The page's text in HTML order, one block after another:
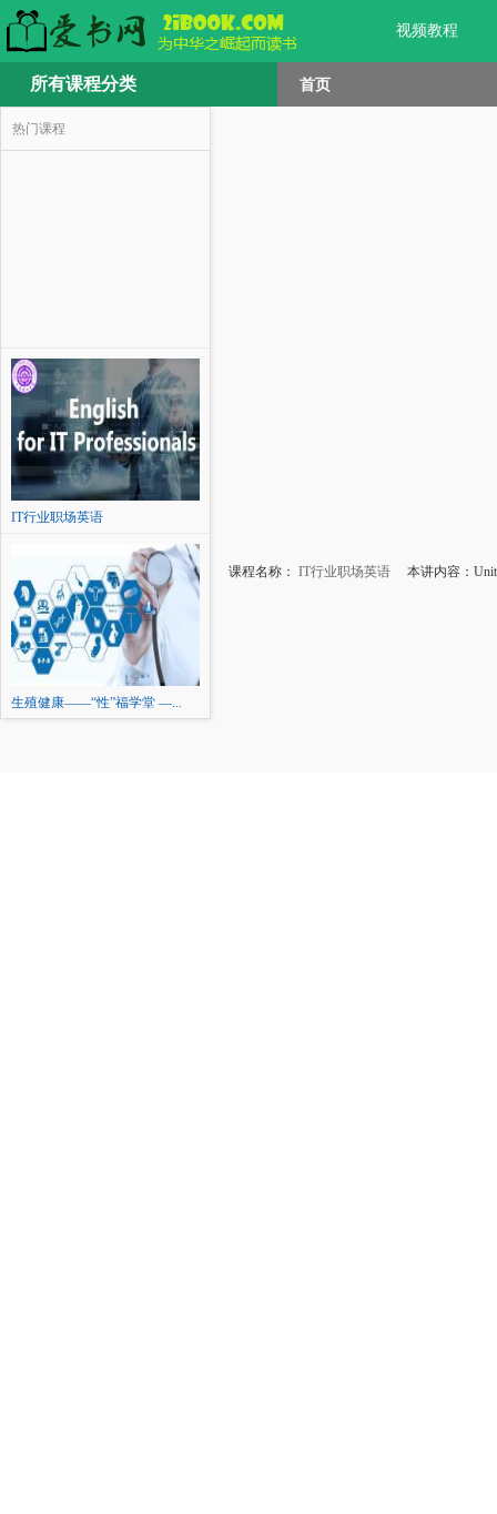
视频教程
所有课程分类 首页
热门课程
IT行业职场英语
生殖健康——“性”福学堂 —...
课程名称： IT行业职场英语 本讲内容：Unit